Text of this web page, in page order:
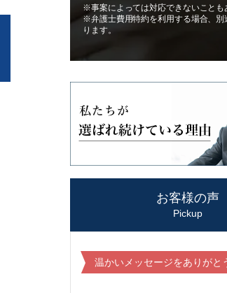
※事案によっては対応できないことも
※弁護士費用特約を利用する場合、別
ります。
お客様の声
Pickup
温かいメッセージをありがと